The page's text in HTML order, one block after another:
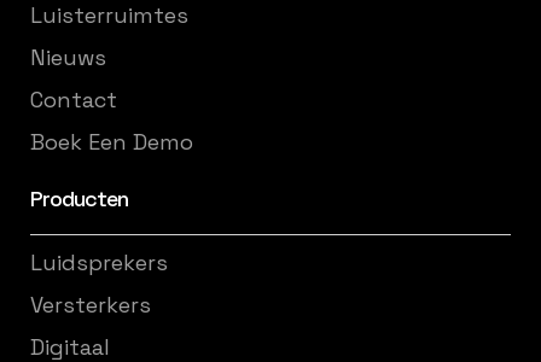
Luisterruimtes
Nieuws
Contact
Boek Een Demo
Producten
Luidsprekers
Versterkers
Digitaal